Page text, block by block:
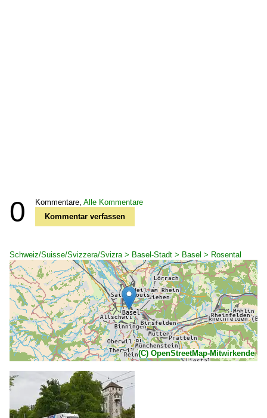
0 Kommentare, Alle Kommentare
Kommentar verfassen
Schweiz/Suisse/Svizzera/Svizra > Basel-Stadt > Basel > Rosental
(C) OpenStreetMap-Mitwirkende